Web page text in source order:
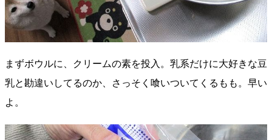
まずボウルに、クリームの素を投入。乳系だけに大好きな豆
乳と勘違いしてるのか、さっそく喰いついてくるもも。早い
よ。